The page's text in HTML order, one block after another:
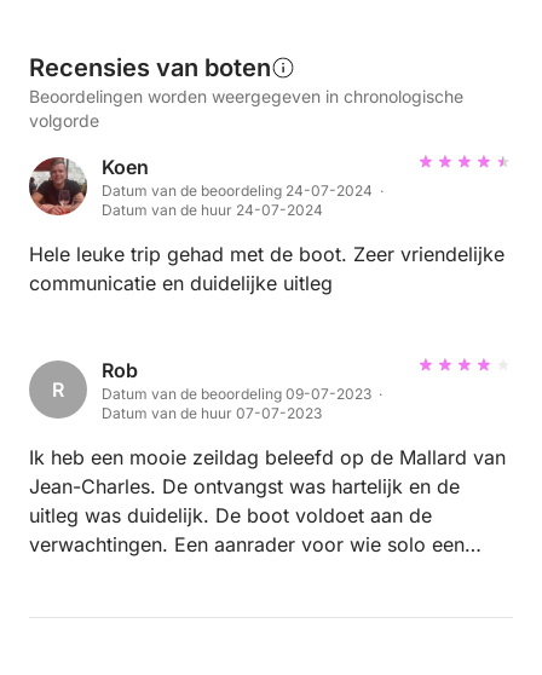
Recensies van boten
Beoordelingen worden weergegeven in chronologische
volgorde
Koen
Datum van de beoordeling 24-07-2024 ·
Datum van de huur 24-07-2024
Hele leuke trip gehad met de boot. Zeer vriendelijke
communicatie en duidelijke uitleg
R
Rob
Datum van de beoordeling 09-07-2023 ·
Datum van de huur 07-07-2023
Ik heb een mooie zeildag beleefd op de Mallard van
Jean-Charles. De ontvangst was hartelijk en de
uitleg was duidelijk. De boot voldoet aan de
verwachtingen. Een aanrader voor wie solo een